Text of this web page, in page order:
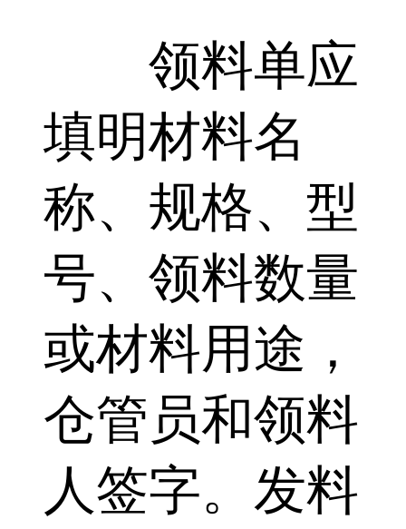
领料单应
填明材料名
称、规格、型
号、领料数量
或材料用途，
仓管员和领料
人签字。发料